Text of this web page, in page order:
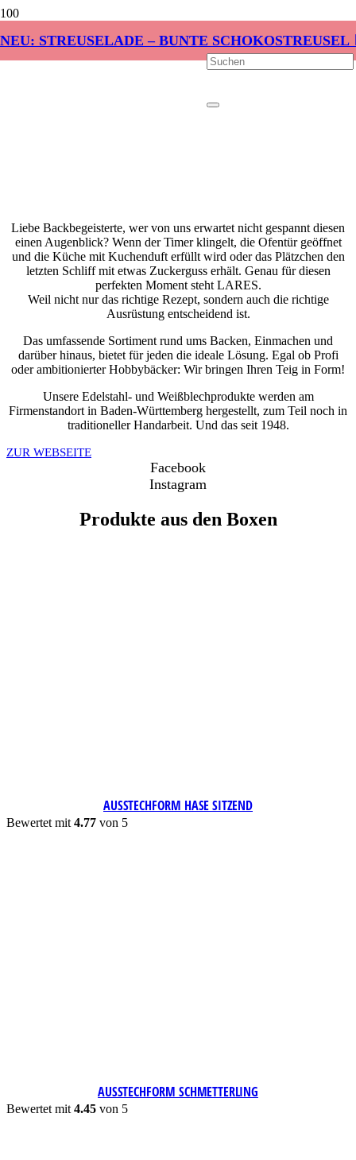
NEU: STREUSELADE – BUNTE SCHOKOSTREUSEL
Liebe Backbegeisterte, wer von uns erwartet nicht gespannt diesen
einen Augenblick? Wenn der Timer klingelt, die Ofentür geöffnet
und die Küche mit Kuchenduft erfüllt wird oder das Plätzchen den
letzten Schliff mit etwas Zuckerguss erhält. Genau für diesen
perfekten Moment steht LARES.
Weil nicht nur das richtige Rezept, sondern auch die richtige
Ausrüstung entscheidend ist.
Das umfassende Sortiment rund ums Backen, Einmachen und
darüber hinaus, bietet für jeden die ideale Lösung. Egal ob Profi
oder ambitionierter Hobbybäcker: Wir bringen Ihren Teig in Form!
Unsere Edelstahl- und Weißblechprodukte werden am
Firmenstandort in Baden-Württemberg hergestellt, zum Teil noch in
traditioneller Handarbeit. Und das seit 1948.
ZUR WEBSEITE
Facebook
Instagram
Produkte aus den Boxen
AUSSTECHFORM HASE SITZEND
Bewertet mit 4.77 von 5
AUSSTECHFORM SCHMETTERLING
Bewertet mit 4.45 von 5